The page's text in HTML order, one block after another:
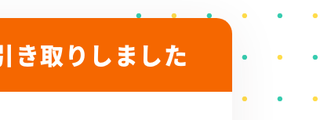
き取りしました